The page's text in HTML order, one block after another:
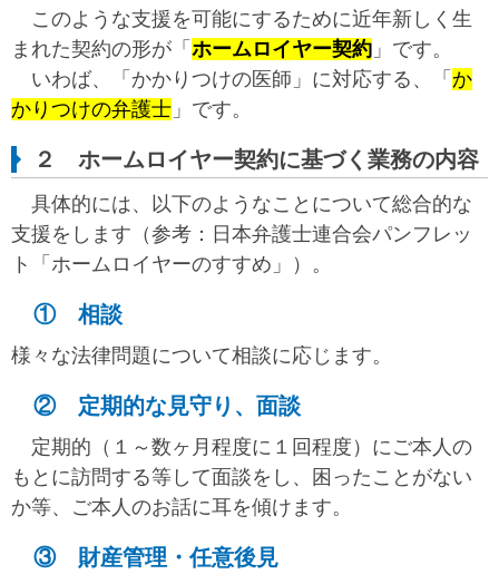
このような支援を可能にするために近年新しく生
まれた契約の形が「 ホームロイヤー契約 」です。
いわば、「かかりつけの医師」に対応する、「 か
かりつけの弁護士 」です。
２ ホームロイヤー契約に基づく業務の内容
具体的には、以下のようなことについて総合的な
支援をします（参考：日本弁護士連合会パンフレッ
ト「ホームロイヤーのすすめ」）。
① 相談
様々な法律問題について相談に応じます。
② 定期的な見守り、面談
定期的（１～数ヶ月程度に１回程度）にご本人の
もとに訪問する等して面談をし、困ったことがない
か等、ご本人のお話に耳を傾けます。
③ 財産管理・任意後見